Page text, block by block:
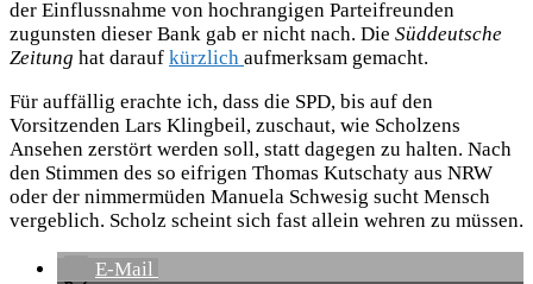
der Einflussnahme von hochrangigen Parteifreunden
zugunsten dieser Bank gab er nicht nach. Die Süddeutsche
Zeitung hat darauf kürzlich aufmerksam gemacht.
Für auffällig erachte ich, dass die SPD, bis auf den
Vorsitzenden Lars Klingbeil, zuschaut, wie Scholzens
Ansehen zerstört werden soll, statt dagegen zu halten. Nach
den Stimmen des so eifrigen Thomas Kutschaty aus NRW
oder der nimmermüden Manuela Schwesig sucht Mensch
vergeblich. Scholz scheint sich fast allein wehren zu müssen.
E-Mail